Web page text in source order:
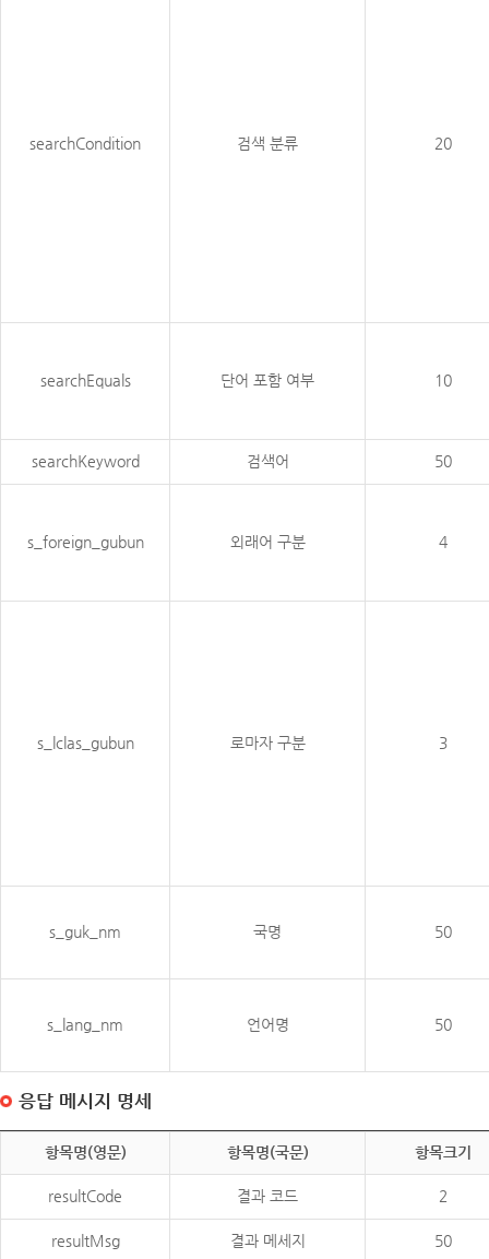
searchCondition 검색 분류 20
searchEquals 단어 포함 여부 10
searchKeyword 검색어 50
s_foreign_gubun 외래어 구분 4
s_lclas_gubun 로마자 구분 3
s_guk_nm 국명 50
s_lang_nm 언어명 50
응답 메시지 명세
항목명(영문) 항목명(국문) 항목크기
resultCode 결과 코드 2
resultMsg 결과 메세지 50